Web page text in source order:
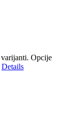
Opcije
Details